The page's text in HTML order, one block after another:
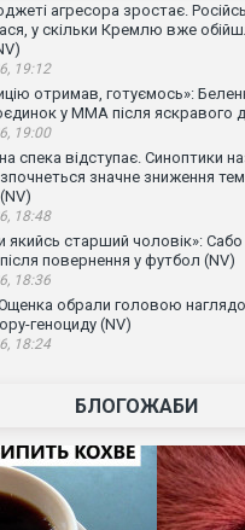
агресора зростає.
у скільки Кремлю вже
19:12
отримав, готуємось»:
у ММА після яскравого
19:00
спека відступає. Синоптики
значне зниження
18:48
якийсь старший чоловік»:
повернення у футбол (NV)
18:36
обрали головою
геноциду (NV)
18:24
БЛОГОЖАБИ